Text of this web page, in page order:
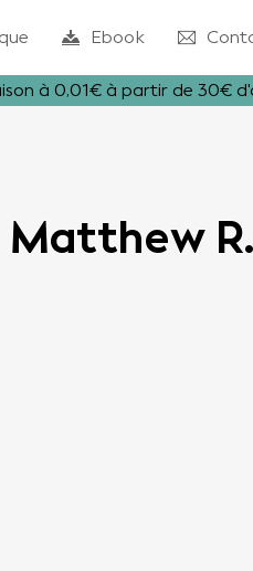
Ebook
à 0,01€ à partir de 30€
Matthew